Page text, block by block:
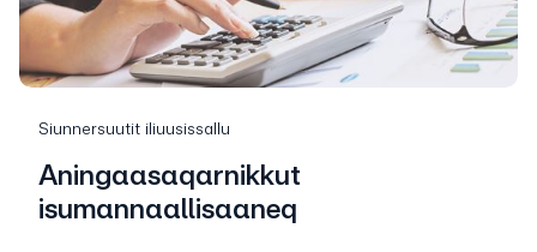
Siunnersuutit iliuusissallu
Aningaasaqarnikkut
isumannaallisaaneq